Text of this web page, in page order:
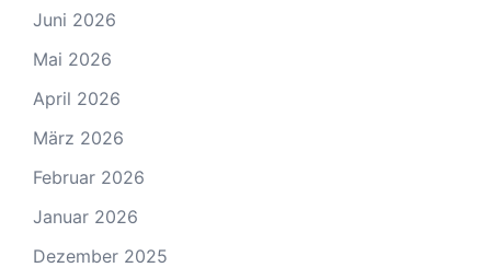
Juni 2026
Mai 2026
April 2026
März 2026
Februar 2026
Januar 2026
Dezember 2025